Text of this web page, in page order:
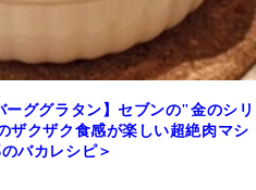
ーググラタン】セブンの"金のシリ
ザクザク食感が楽しい超絶肉マシ
バカレシピ＞